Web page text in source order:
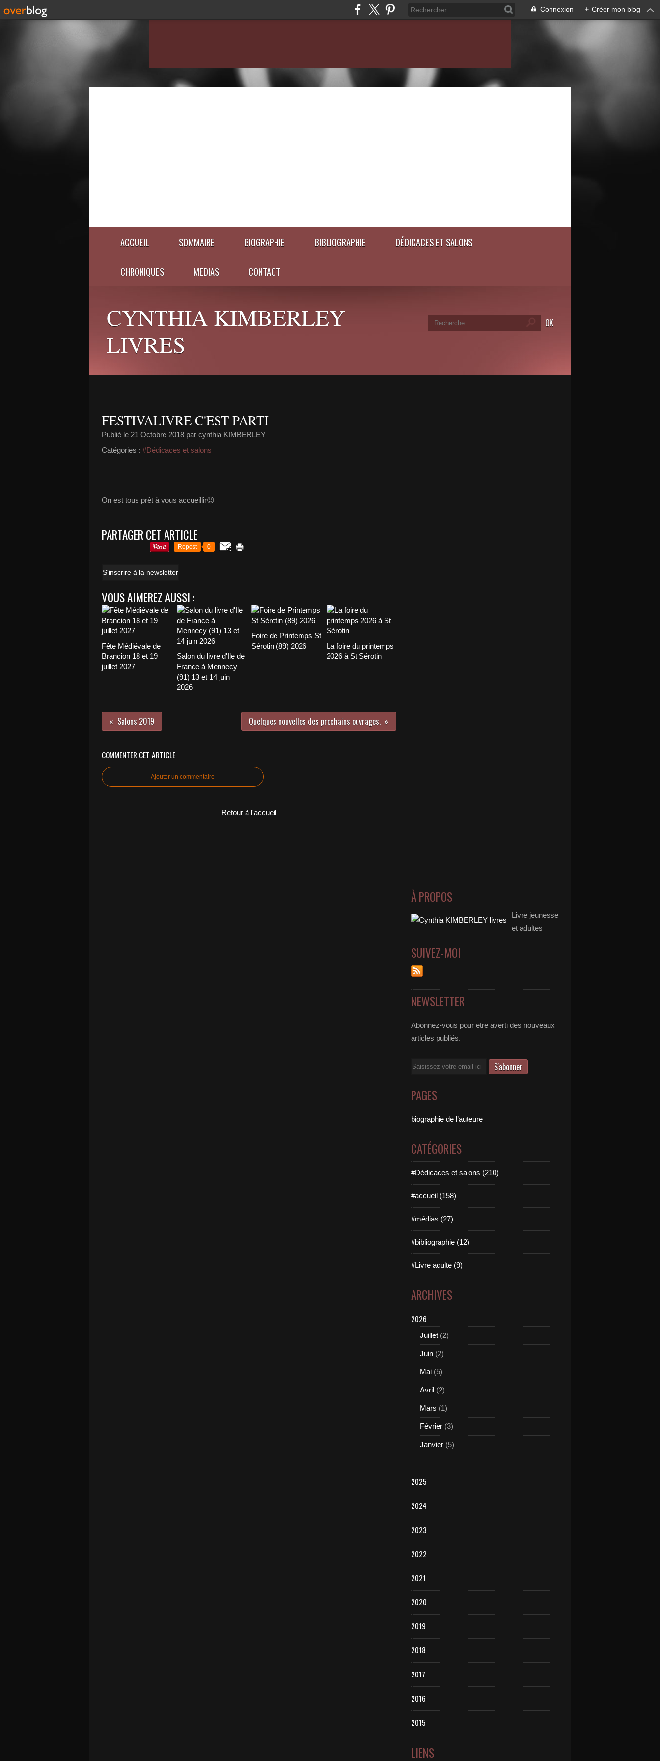
Connexion + Créer mon blog
ACCUEIL SOMMAIRE BIOGRAPHIE BIBLIOGRAPHIE DÉDICACES ET SALONS
CHRONIQUES MEDIAS CONTACT
CYNTHIA KIMBERLEY
LIVRES
FESTIVALIVRE C'EST PARTI
Publié le 21 Octobre 2018 par cynthia KIMBERLEY
Catégories : #Dédicaces et salons
On est tous prêt à vous accueillir😉
PARTAGER CET ARTICLE
Repost 0
S'inscrire à la newsletter
VOUS AIMEREZ AUSSI :
Fête Médiévale de
Brancion 18 et 19
juillet 2027
Salon du livre d'Ile de
France à Mennecy
(91) 13 et 14 juin
2026
Foire de Printemps St
Sérotin (89) 2026
La foire du printemps
2026 à St Sérotin
Salons 2019 Quelques nouvelles des prochains ouvrages.
COMMENTER CET ARTICLE
Ajouter un commentaire
Retour à l'accueil
À PROPOS
Livre jeunesse
et adultes
SUIVEZ-MOI
NEWSLETTER
Abonnez-vous pour être averti des nouveaux
articles publiés.
Email
PAGES
biographie de l’auteure
CATÉGORIES
#Dédicaces et salons (210)
#accueil (158)
#médias (27)
#bibliographie (12)
#Livre adulte (9)
ARCHIVES
2026
Juillet (2)
Juin (2)
Mai (5)
Avril (2)
Mars (1)
Février (3)
Janvier (5)
2025
2024
2023
2022
2021
2020
2019
2018
2017
2016
2015
LIENS